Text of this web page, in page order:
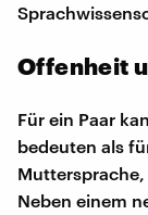
Offenheit
Für ein Paar
bedeuten als
Neben einem